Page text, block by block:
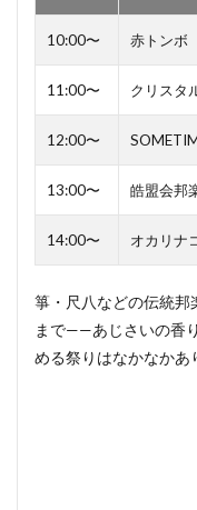
10:00〜 赤トンボ
11:00〜 クリスタ
12:00〜
13:00〜 皓盟会邦
14:00〜 オカリナ
箏・尺八などの伝統邦
まで——あじさいの香
める祭りはなかなかあ